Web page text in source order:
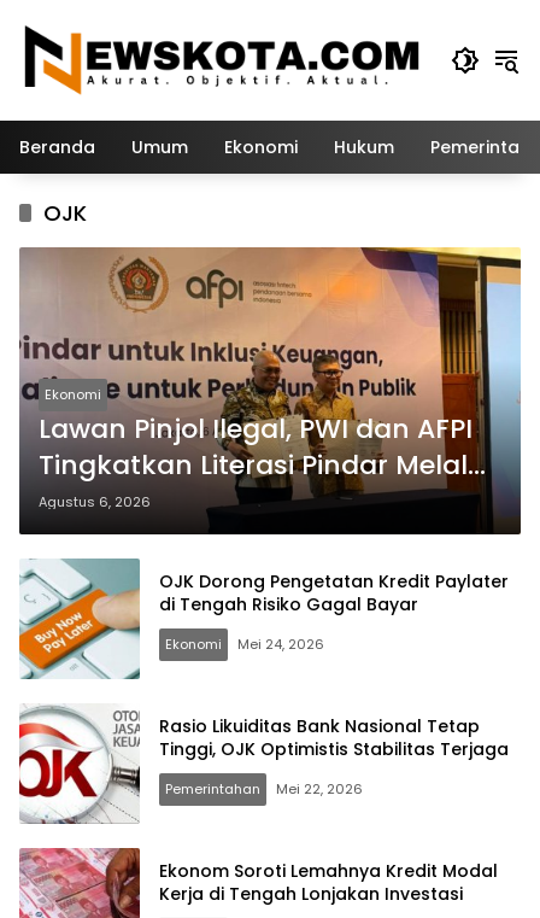
konten
Beranda Umum Ekonomi Hukum
OJK
Ekonomi
Lawan Pinjol Ilegal, PWI dan AFPI
Tingkatkan Literasi Pindar Melalui
Workshop Jurnalistik
Agustus 6, 2026
OJK Dorong Pengetatan Kredit Paylater
di Tengah Risiko Gagal Bayar
Ekonomi Mei 24, 2026
Rasio Likuiditas Bank Nasional Tetap
Tinggi, OJK Optimistis Stabilitas Terjaga
Pemerintahan Mei 22, 2026
Ekonom Soroti Lemahnya Kredit Modal
Kerja di Tengah Lonjakan Investasi